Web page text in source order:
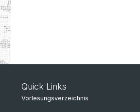
Quick Links
Vorlesungsverzeichnis